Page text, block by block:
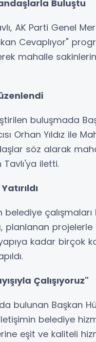
Buluştu
AK Parti Genel
Cevaplıyor"
mahalle
buluşmada
Orhan Yıldız ile
söz alarak
iletti.
çalışmaları
planlanan
kadar birçok
Çalışıyoruz"
bulunan Başkan
belediye
eşit ve kaliteli